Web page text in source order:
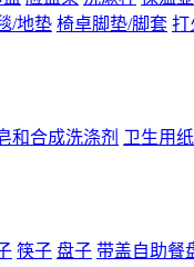
/地垫 椅卓脚垫/脚套 打
和合成洗涤剂 卫生用
筷子 盘子 带盖自助餐